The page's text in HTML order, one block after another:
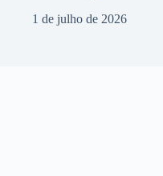
1 de julho de 2026